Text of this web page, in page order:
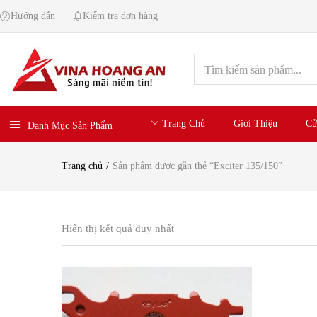
Hướng dẫn Kiểm tra đơn hàng
Danh Mục Sản Phẩm Trang Chủ Giới Thiệu
Trang chủ Sản phẩm được gắn thẻ “Exciter 135/150”
Hiển thị kết quả duy nhất